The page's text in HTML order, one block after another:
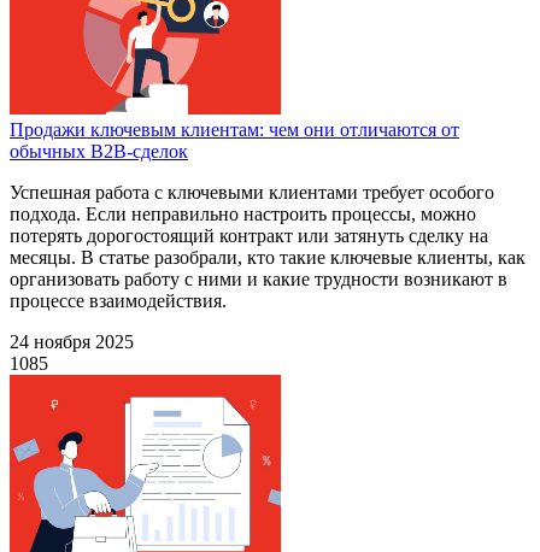
Продажи ключевым клиентам: чем они отличаются от
обычных B2B-сделок
Успешная работа с ключевыми клиентами требует особого
подхода. Если неправильно настроить процессы, можно
потерять дорогостоящий контракт или затянуть сделку на
месяцы. В статье разобрали, кто такие ключевые клиенты, как
организовать работу с ними и какие трудности возникают в
процессе взаимодействия.
24 ноября 2025
1085